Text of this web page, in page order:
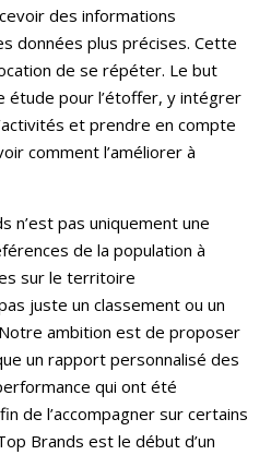
des informations
données plus précises. Cette
de se répéter. Le but
étude pour l’étoffer, y intégrer
et prendre en compte
comment l’améliorer à
n’est pas uniquement une
de la population à
sur le territoire
juste un classement ou un
ambition est de proposer
un rapport personnalisé des
qui ont été
de l’accompagner sur certains
Brands est le début d’un